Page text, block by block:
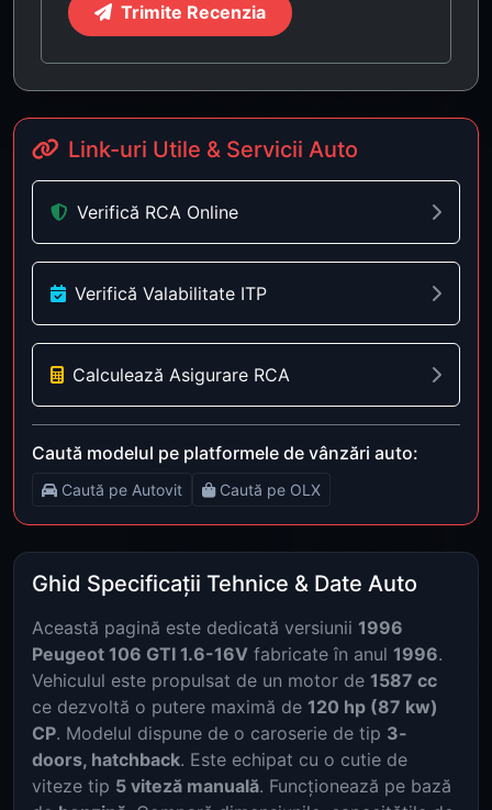
Trimite Recenzia
Link-uri Utile & Servicii Auto
Verifică RCA Online
Verifică Valabilitate ITP
Calculează Asigurare RCA
Caută modelul pe platformele de vânzări auto:
Caută pe Autovit Caută pe OLX
Ghid Specificații Tehnice & Date Auto
Această pagină este dedicată versiunii 1996
Peugeot 106 GTI 1.6-16V fabricate în anul 1996.
Vehiculul este propulsat de un motor de 1587 cc
ce dezvoltă o putere maximă de 120 hp (87 kw)
CP. Modelul dispune de o caroserie de tip 3-
doors, hatchback. Este echipat cu o cutie de
viteze tip 5 viteză manuală. Funcționează pe bază